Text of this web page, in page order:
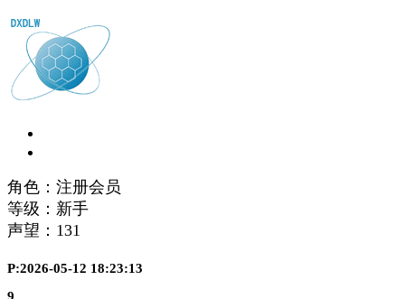
角色：注册会员
等级：新手
声望： 131
P:2026-05-12 18:23:13
9